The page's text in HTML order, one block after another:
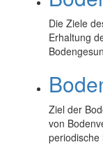
Die Ziele
Erhaltung
Ziel der
von
periodische